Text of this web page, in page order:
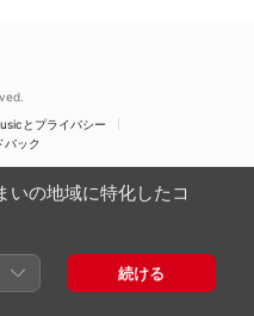
とプライバシー
バック
いの地域に特化したコ
続ける